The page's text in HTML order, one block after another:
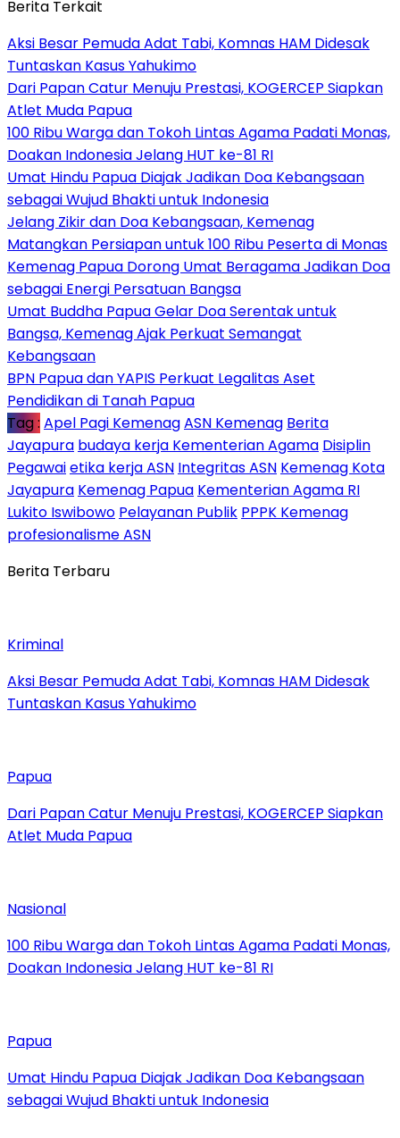
Berita Terkait
Aksi Besar Pemuda Adat Tabi, Komnas HAM Didesak
Tuntaskan Kasus Yahukimo
Dari Papan Catur Menuju Prestasi, KOGERCEP Siapkan
Atlet Muda Papua
100 Ribu Warga dan Tokoh Lintas Agama Padati Monas,
Doakan Indonesia Jelang HUT ke-81 RI
Umat Hindu Papua Diajak Jadikan Doa Kebangsaan
sebagai Wujud Bhakti untuk Indonesia
Jelang Zikir dan Doa Kebangsaan, Kemenag
Matangkan Persiapan untuk 100 Ribu Peserta di Monas
Kemenag Papua Dorong Umat Beragama Jadikan Doa
sebagai Energi Persatuan Bangsa
Umat Buddha Papua Gelar Doa Serentak untuk
Bangsa, Kemenag Ajak Perkuat Semangat
Kebangsaan
BPN Papua dan YAPIS Perkuat Legalitas Aset
Pendidikan di Tanah Papua
Tag : Apel Pagi KemenagASN Kemenag Berita
Jayapura budaya kerja Kementerian Agama Disiplin
Pegawaietika kerja ASN Integritas ASN Kemenag Kota
Jayapura Kemenag Papua Kementerian Agama RI
Lukito Iswibowo Pelayanan Publik PPPK Kemenag
profesionalisme ASN
Berita Terbaru
Kriminal
Aksi Besar Pemuda Adat Tabi, Komnas HAM Didesak
Tuntaskan Kasus Yahukimo
Papua
Dari Papan Catur Menuju Prestasi, KOGERCEP Siapkan
Atlet Muda Papua
Nasional
100 Ribu Warga dan Tokoh Lintas Agama Padati Monas,
Doakan Indonesia Jelang HUT ke-81 RI
Papua
Umat Hindu Papua Diajak Jadikan Doa Kebangsaan
sebagai Wujud Bhakti untuk Indonesia